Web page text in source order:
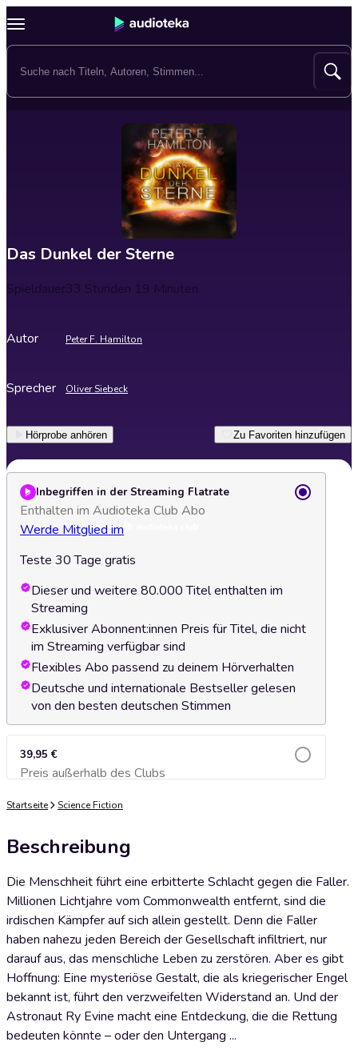
Das Dunkel der Sterne
Spieldauer33 Stunden 19 Minuten
Autor Peter F. Hamilton
Sprecher Oliver Siebeck
Hörprobe anhören Zu Favoriten hinzufügen
Inbegriffen in der Streaming Flatrate
Enthalten im Audioteka Club Abo
Werde Mitglied im
Teste 30 Tage gratis
Dieser und weitere 80.000 Titel enthalten im
Streaming
Exklusiver Abonnent:innen Preis für Titel, die nicht
im Streaming verfügbar sind
Flexibles Abo passend zu deinem Hörverhalten
Deutsche und internationale Bestseller gelesen
von den besten deutschen Stimmen
39,95 €
Preis außerhalb des ClubsZum Warenkorb hinzufügen
Startseite Science Fiction
Beschreibung
Die Menschheit führt eine erbitterte Schlacht gegen die Faller.
Millionen Lichtjahre vom Commonwealth entfernt, sind die
irdischen Kämpfer auf sich allein ge­­stellt. Denn die Faller
haben nahezu jeden Bereich der Gesellschaft infiltriert, nur
darauf aus, das menschliche Leben zu zerstören. Aber es gibt
Hoffnung: Eine mysteriöse Gestalt, die als kriegerischer Engel
bekannt ist, führt den verzweifelten Widerstand an. Und der
Astronaut Ry Evine macht eine Entdeckung, die die Rettung
bedeuten könnte – oder den Untergang ...